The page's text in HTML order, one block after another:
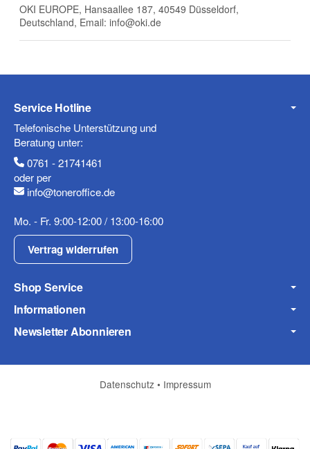
Telefon
Mobiltelefon
Fax
OKI EUROPE, Hansaallee 187, 40549 Düsseldorf,
Deutschland, Email: info@oki.de
Service Hotline
Telefonische Unterstützung und
Beratung unter:
0761 - 21741461
oder per
info@toneroffice.de
Mo. - Fr. 9:00-12:00 / 13:00-16:00
Vertrag widerrufen
Shop Service
Informationen
Newsletter Abonnieren
Datenschutz • Impressum